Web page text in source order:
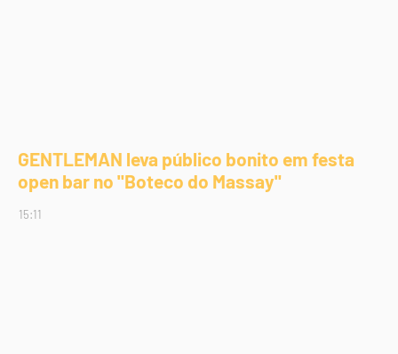
GENTLEMAN leva público bonito em festa
open bar no "Boteco do Massay"
15:11